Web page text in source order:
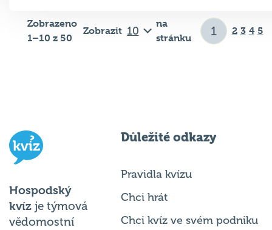
Zobrazeno
1–10 z 50
Zobrazit
na
stránku
2 3 4 5
Hospodský
kvíz je týmová
vědomostní
Důležité odkazy
Pravidla kvízu
Chci hrát
Chci kvíz ve svém podniku